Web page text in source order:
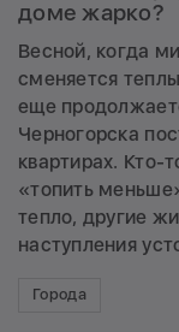
доме жарко?
Весной, когда
сменяется
еще
Черногорска
квартирах. Кто-
«топить
тепло, другие
наступления
Города